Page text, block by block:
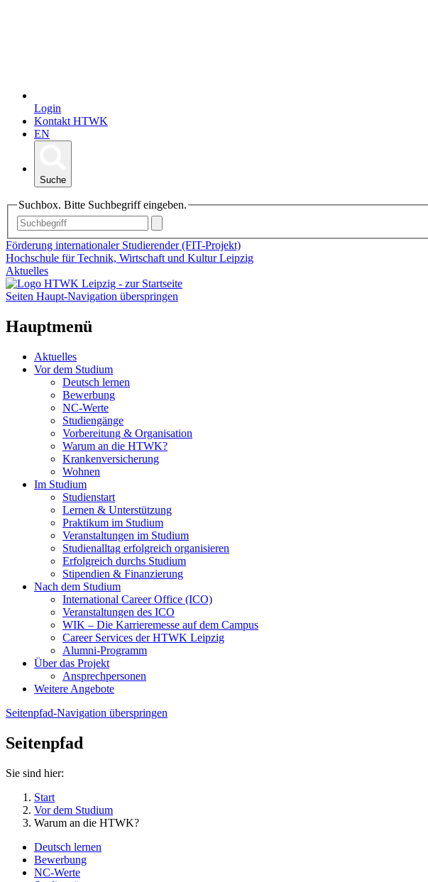
Login
Kontakt HTWK
EN
Suche
Suchbox. Bitte Suchbegriff eingeben.
Förderung internationaler Studierender (FIT-Projekt)
Hochschule für Technik, Wirtschaft und Kultur Leipzig
Aktuelles
Seiten Haupt-Navigation überspringen
Hauptmenü
Aktuelles
Vor dem Studium
Deutsch lernen
Bewerbung
NC-Werte
Studiengänge
Vorbereitung & Organisation
Warum an die HTWK?
Krankenversicherung
Wohnen
Im Studium
Studienstart
Lernen & Unterstützung
Praktikum im Studium
Veranstaltungen im Studium
Studienalltag erfolgreich organisieren
Erfolgreich durchs Studium
Stipendien & Finanzierung
Nach dem Studium
International Career Office (ICO)
Veranstaltungen des ICO
WIK – Die Karrieremesse auf dem Campus
Career Services der HTWK Leipzig
Alumni-Programm
Über das Projekt
Ansprechpersonen
Weitere Angebote
Seitenpfad-Navigation überspringen
Seitenpfad
Sie sind hier:
Start
Vor dem Studium
Warum an die HTWK?
Deutsch lernen
Bewerbung
NC-Werte